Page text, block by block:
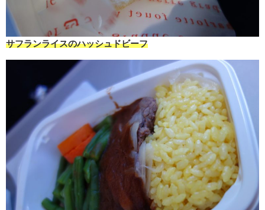
サフランライスのハッシュドビーフ